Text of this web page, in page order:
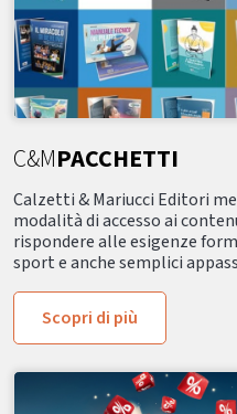
C&MPACCHETTI
Calzetti & Mariucci Editori
modalità di accesso ai
rispondere alle esigenze
sport e anche semplici
Scopri di più